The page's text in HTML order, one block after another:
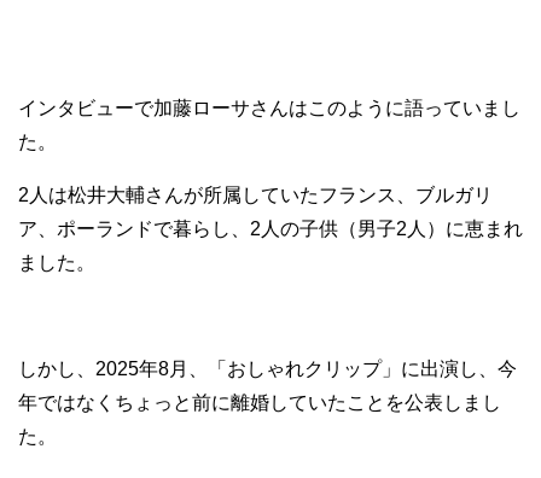
インタビューで加藤ローサさんはこのように語っていまし
た。
2人は松井大輔さんが所属していたフランス、ブルガリ
ア、ポーランドで暮らし、2人の子供（男子2人）に恵まれ
ました。
しかし、2025年8月、「おしゃれクリップ」に出演し、今
年ではなくちょっと前に離婚していたことを公表しまし
た。